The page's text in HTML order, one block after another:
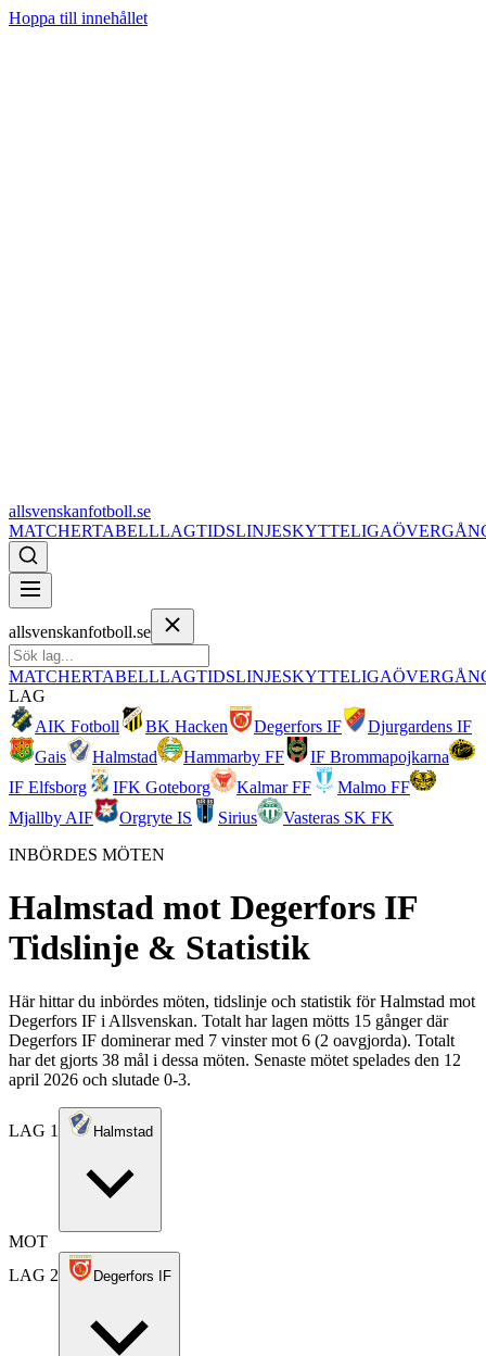
Hoppa till innehållet
allsvenskanfotboll.se
MATCHERTABELLLAGTIDSLINJESKYTTELIGA
allsvenskanfotboll.se
MATCHERTABELLLAGTIDSLINJESKYTTELIGA
LAG
AIK Fotboll
BK Hacken Degerfors IF
Djurgardens IF
Gais
Halmstad Hammarby FF
IF Brommapojkarna
IF Elfsborg
IFK Goteborg Kalmar FF
Malmo FF
Mjallby AIF
Orgryte IS Sirius
Vasteras SK FK
INBÖRDES MÖTEN
Halmstad mot Degerfors IF
Tidslinje & Statistik
Här hittar du inbördes möten, tidslinje och statistik för Halmstad mot
Degerfors IF i Allsvenskan. Totalt har lagen mötts 15 gånger där
Degerfors IF dominerar med 7 vinster mot 6 (2 oavgjorda). Totalt
har det gjorts 38 mål i dessa möten. Senaste mötet spelades den 12
april 2026 och slutade 0-3.
LAG 1 Halmstad
MOT
LAG 2
Degerfors IF